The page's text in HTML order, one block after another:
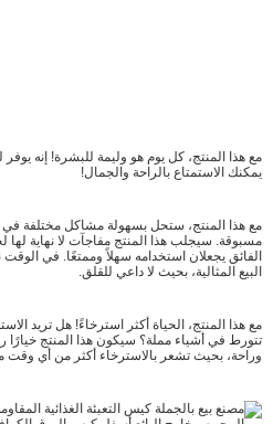
مع هذا المنتج، كل يوم هو وليمة للبشرة! إنه
يمكنك الاستمتاع بالراحة والجمال!
مع هذا المنتج، ستحل بسهولة مشاكل مختلفة في
مسبوقة. سيجلب هذا المنتج مفاجآت لا نهاية لها
الفائق يجعلان استخدامه سهلاً وممتعًا. في الوقت
البيع المثالية، بحيث لا داعي للقلق.
مع هذا المنتج، الحياة أكثر استرخاءً! هل تريد
تتورط في أشياء مملة؟ سيكون هذا المنتج خيارًا
وراحة، بحيث تشعر بالاسترخاء أكثر من أي